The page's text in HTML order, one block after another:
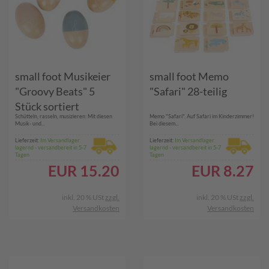
small foot Musikeier
"Groovy Beats" 5
Stück sortiert
Schütteln, rasseln, musizieren: Mit diesen
Musik- und...
Lieferzeit: Im Versandlager
lagernd - versandbereit in 5-7
Tagen
EUR 15.20
inkl. 20 % USt zzgl.
Versandkosten
small foot Memo
"Safari" 28-teilig
Memo "Safari". Auf Safari im Kinderzimmer!
Bei diesem...
Lieferzeit: Im Versandlager
lagernd - versandbereit in 5-7
Tagen
EUR 8.27
inkl. 20 % USt zzgl.
Versandkosten